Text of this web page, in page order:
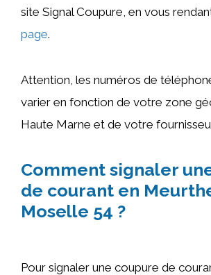
site Signal Coupure, en vous
page.
Attention, les numéros de
varier en fonction de votre zone
Haute Marne et de votre
Comment signaler
de courant en
Moselle 54 ?
Pour signaler une coupure de